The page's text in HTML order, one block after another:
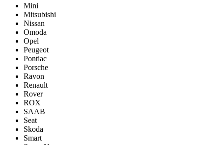
Mini
Mitsubishi
Nissan
Omoda
Opel
Peugeot
Pontiac
Porsсhe
Ravon
Renault
Rover
ROX
SAAB
Seat
Skoda
Smart